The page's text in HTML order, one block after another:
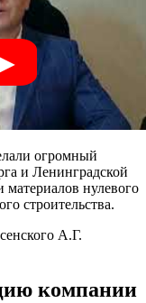
огромный
и Ленинградской
материалов нулевого
строительства.
А.Г.
компании